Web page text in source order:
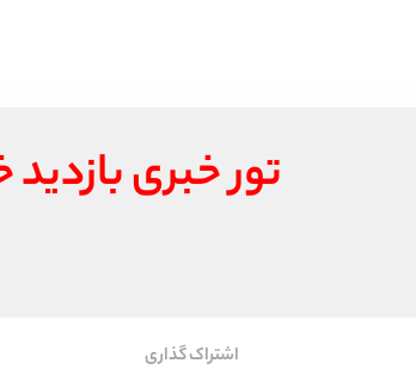
تور خبری
اشتراک گذاری